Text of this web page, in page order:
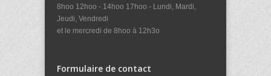
8hoo 12hoo - 14hoo 17hoo - Lundi, Mardi,
Jeudi, Vendredi
et le mercredi de 8hoo à 12h3o
Formulaire de contact